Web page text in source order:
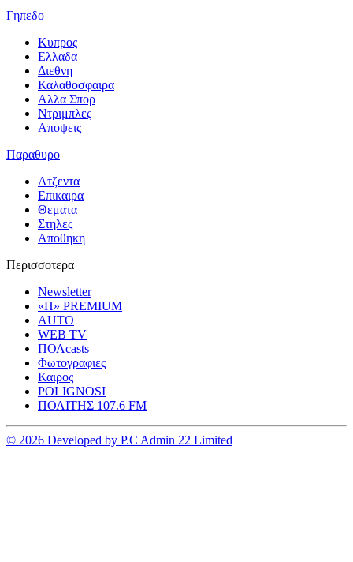
Γηπεδο
Κυπρος
Ελλαδα
Διεθνη
Καλαθοσφαιρα
Αλλα Σπορ
Ντριμπλες
Αποψεις
Παραθυρο
Ατζεντα
Επικαιρα
Θεματα
Στηλες
Αποθηκη
Περισσοτερα
Newsletter
«Π» PREMIUM
AUTO
WEB TV
ΠΟΛcasts
Φωτογραφιες
Καιρος
POLIGNOSI
ΠΟΛΙΤΗΣ 107.6 FM
© 2026 Developed by P.C Admin 22 Limited